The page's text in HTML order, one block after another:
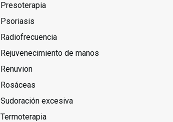
Presoterapia
Psoriasis
Radiofrecuencia
Rejuvenecimiento de manos
Renuvion
Rosáceas
Sudoración excesiva
Termoterapia